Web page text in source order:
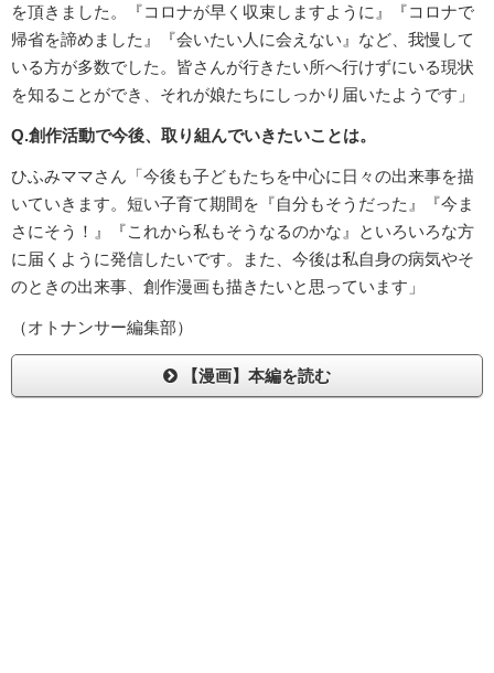
を頂きました。『コロナが早く収束しますように』『コロナで
帰省を諦めました』『会いたい人に会えない』など、我慢して
いる方が多数でした。皆さんが行きたい所へ行けずにいる現状
を知ることができ、それが娘たちにしっかり届いたようです」
Q.創作活動で今後、取り組んでいきたいことは。
ひふみママさん「今後も子どもたちを中心に日々の出来事を描
いていきます。短い子育て期間を『自分もそうだった』『今ま
さにそう！』『これから私もそうなるのかな』といろいろな方
に届くように発信したいです。また、今後は私自身の病気やそ
のときの出来事、創作漫画も描きたいと思っています」
（オトナンサー編集部）
【漫画】本編を読む